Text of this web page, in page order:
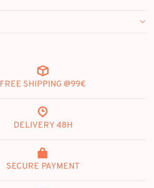
FREE SHIPPING @99€
DELIVERY 48H
SECURE PAYMENT